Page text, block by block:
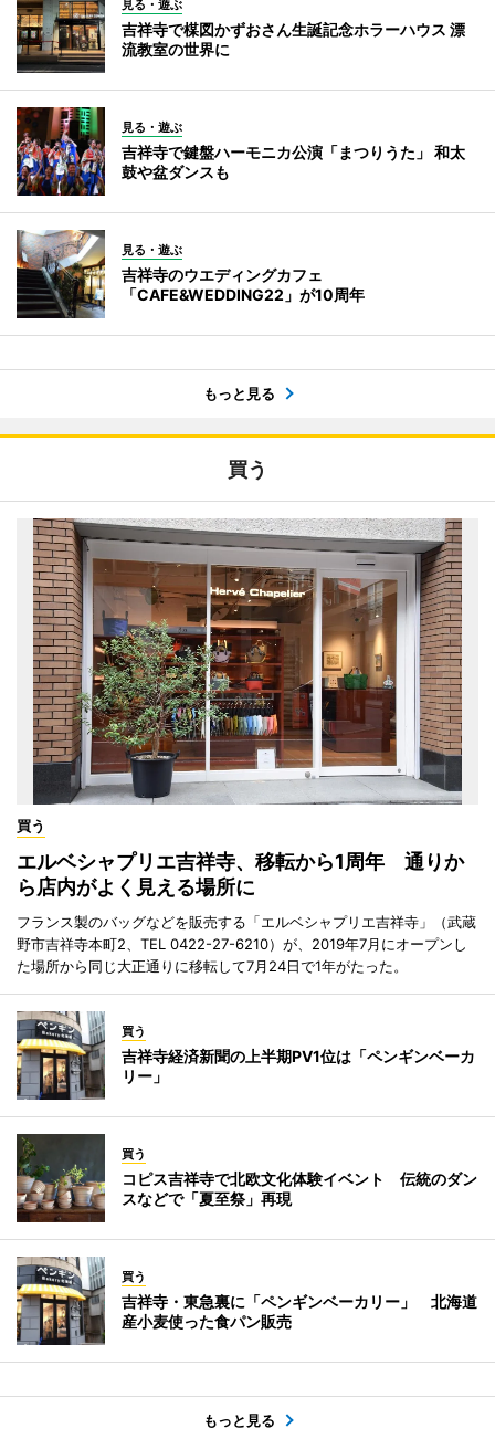
見る・遊ぶ
吉祥寺で楳図かずおさん生誕記念ホラーハウス 漂
流教室の世界に
見る・遊ぶ
吉祥寺で鍵盤ハーモニカ公演「まつりうた」 和太
鼓や盆ダンスも
見る・遊ぶ
吉祥寺のウエディングカフェ
「CAFE&WEDDING22」が10周年
もっと見る
買う
買う
エルベシャプリエ吉祥寺、移転から1周年 通りか
ら店内がよく見える場所に
フランス製のバッグなどを販売する「エルベシャプリエ吉祥寺」（武蔵
野市吉祥寺本町2、TEL 0422-27-6210）が、2019年7月にオープンし
た場所から同じ大正通りに移転して7月24日で1年がたった。
買う
吉祥寺経済新聞の上半期PV1位は「ペンギンベーカ
リー」
買う
コピス吉祥寺で北欧文化体験イベント 伝統のダン
スなどで「夏至祭」再現
買う
吉祥寺・東急裏に「ペンギンベーカリー」 北海道
産小麦使った食パン販売
もっと見る